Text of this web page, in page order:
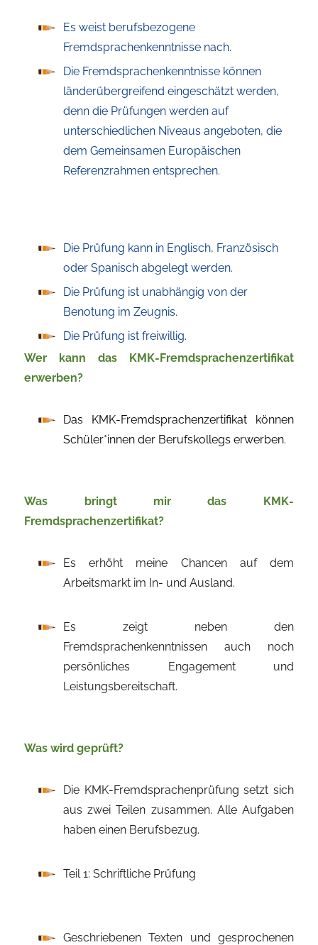
Es weist berufsbezogene
Fremdsprachenkenntnisse nach.
Die Fremdsprachenkenntnisse können
länderübergreifend eingeschätzt werden,
denn die Prüfungen werden auf
unterschiedlichen Niveaus angeboten, die
dem Gemeinsamen Europäischen
Referenzrahmen entsprechen.
Die Prüfung kann in Englisch, Französisch
oder Spanisch abgelegt werden.
Die Prüfung ist unabhängig von der
Benotung im Zeugnis.
Die Prüfung ist freiwillig.
Wer kann das KMK-Fremdsprachenzertifikat
erwerben?
Das KMK-Fremdsprachenzertifikat können
Schüler*innen der Berufskollegs erwerben.
Was bringt mir das KMK-
Fremdsprachenzertifikat?
Es erhöht meine Chancen auf dem
Arbeitsmarkt im In- und Ausland.
Es zeigt neben den
Fremdsprachenkenntnissen auch noch
persönliches Engagement und
Leistungsbereitschaft.
Was wird geprüft?
Die KMK-Fremdsprachenprüfung setzt sich
aus zwei Teilen zusammen. Alle Aufgaben
haben einen Berufsbezug.
Teil 1: Schriftliche Prüfung
Geschriebenen Texten und gesprochenen